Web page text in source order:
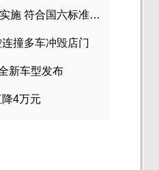
“国六排放标准”7月1号正式实施 符合国六标准车型目录一览
撞多车冲毁店门
新车型发布
4万元